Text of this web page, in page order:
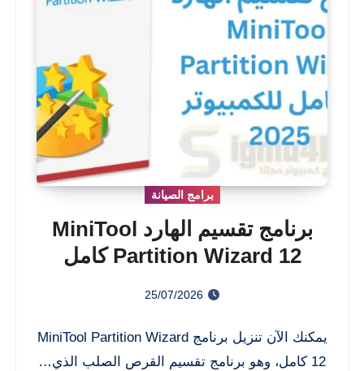
برامج الصيانة
برنامج تقسيم الهارد MiniTool
Partition Wizard 12 كامل
للكمبيوتر
25/07/2026
يمكنك الآن تنزيل برنامج MiniTool Partition Wizard
12 كامل، وهو برنامج تقسيم القرص الصلب الذي…